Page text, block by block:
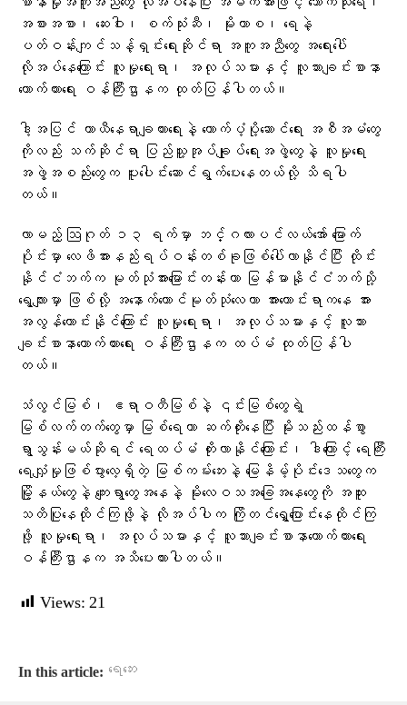
အစားအစာ၊ ဆေးဝါး၊ စက်သုံးဆီ၊ မိုးကာစ၊ ရေနဲ့
ပတ်ဝန်းကျင်သန့်ရှင်းရေးဆိုင်ရာ အကူအညီတွေ အရေးပေါ်
လိုအပ်နေကြောင်း လူမှုရေးရာ၊ အလုပ်သမားနှင့် လူသားချင်းစာနာ
ထောက်ထားရေး ဝန်ကြီးဌာနက ထုတ်ပြန်ပါတယ်။
ဒါ့အပြင် ယာယီနေရာချထားရေးနဲ့ ထောက်ပံ့ပို့ဆောင်ရေး အစီအမံတွေ
ကိုလည်း သက်ဆိုင်ရာ ပြည်သူ့အုပ်ချုပ်ရေးအဖွဲ့တွေနဲ့ လူမှုရေး
အဖွဲ့အစည်းတွေက ပူးပေါင်းဆောင်ရွက်ပေးနေတယ်လို့ သိရပါ
တယ်။
လာမည့် ဩဂုတ် ၁၃ ရက်မှာ ဘင်္ဂလားပင်လယ်အော် မြောက်
ပိုင်းမှာ လေဖိအားနည်းရပ်ဝန်းတစ်ခုဖြစ်ပေါ်လာနိုင်ပြီး ထိုင်း
နိုင်ငံဘက်က မုတ်သုံအားမြောင်းတန်းဟာ မြန်မာနိုင်ငံဘက်သို့
ရွေ့လျားမှာ ဖြစ်လို့ အနောက်တောင်မုတ်သုံလေဟာ အားကောင်းရာကနေ အား
အလွန်ကောင်းနိုင်ကြောင်း လူမှုရေးရာ၊ အလုပ်သမားနှင့် လူသား
ချင်းစာနာထောက်ထားရေး ဝန်ကြီးဌာနက ထပ်မံ ထုတ်ပြန်ပါ
တယ်။
သံလွင်မြစ်၊ ဧရာဝတီမြစ်နဲ့ ၎င်းမြစ်တွေရဲ့
မြစ်လက်တက်တွေမှာ မြစ်ရေဟာ ဆက်တိုးနေပြီး မိုးသည်းထန်စွာ
ရွာသွန်းမယ်ဆိုရင် ရေထပ်မံ တိုးလာနိုင်ကြောင်း၊ ဒါကြောင့် ရေကြီး
ရေလျှံမှုဖြစ်ပွားလေ့ရှိတဲ့ မြစ်ကမ်းဘေးနဲ့ မြေနိမ့်ပိုင်းဒေသတွေက
မြို့နယ်တွေနဲ့ ကျေးရွာတွေအနေနဲ့ မိုးလေဝသအခြေအနေတွေကို အထူး
သတိပြုနေထိုင်ကြဖို့နဲ့ လိုအပ်ပါက ကြိုတင်ရွှေ့ပြောင်းနေထိုင်ကြ
ဖို့ လူမှုရေးရာ၊ အလုပ်သမားနှင့် လူသားချင်းစာနာထောက်ထားရေး
ဝန်ကြီးဌာနက အသိပေးထားပါတယ်။
Views: 21
In this article: ရေဘေး